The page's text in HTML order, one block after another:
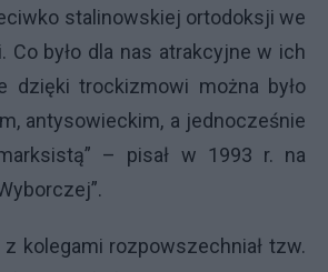
stalinowskiej ortodoksji we
Co było dla nas atrakcyjne w ich
dzięki trockizmowi można było
antysowieckim, a jednocześnie
– pisał w 1993 r. na
kolegami rozpowszechniał tzw.